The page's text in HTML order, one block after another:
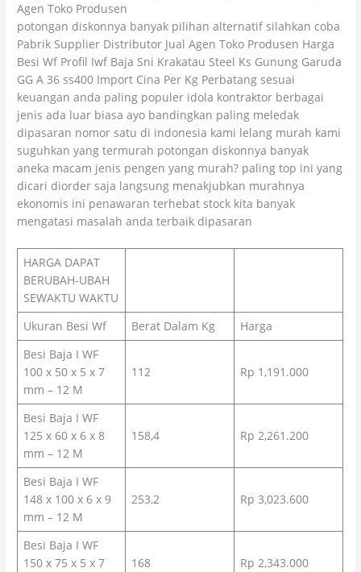
Agen Toko Produsen
potongan diskonnya banyak pilihan alternatif silahkan coba
Pabrik Supplier Distributor Jual Agen Toko Produsen Harga
Besi Wf Profil Iwf Baja Sni Krakatau Steel Ks Gunung Garuda
GG A 36 ss400 Import Cina Per Kg Perbatang sesuai
keuangan anda paling populer idola kontraktor berbagai
jenis ada luar biasa ayo bandingkan paling meledak
dipasaran nomor satu di indonesia kami lelang murah kami
suguhkan yang termurah potongan diskonnya banyak
aneka macam jenis pengen yang murah? paling top ini yang
dicari diorder saja langsung menakjubkan murahnya
ekonomis ini penawaran terhebat stock kita banyak
mengatasi masalah anda terbaik dipasaran
HARGA DAPAT
BERUBAH-UBAH
SEWAKTU WAKTU
Ukuran Besi Wf
Berat Dalam Kg
Harga
Besi Baja I WF
100 x 50 x 5 x 7
mm – 12 M
112 Rp 1,191.000
Besi Baja I WF
125 x 60 x 6 x 8
mm – 12 M
158,4 Rp 2,261.200
Besi Baja I WF
148 x 100 x 6 x 9
mm – 12 M
253,2 Rp 3,023.600
Besi Baja I WF
150 x 75 x 5 x 7
168 Rp 2,343.000